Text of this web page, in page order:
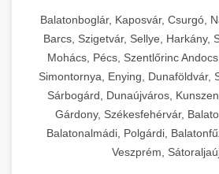
Balatonboglár, Kaposvár, Csurgó,
Barcs, Szigetvár, Sellye, Harkány,
Mohács, Pécs, Szentlőrinc
Simontornya, Enying, Dunaföldvár,
Sárbogárd, Dunaújváros,
Gárdony, Székesfehérvár,
Balatonalmádi, Polgárdi,
Veszprém,